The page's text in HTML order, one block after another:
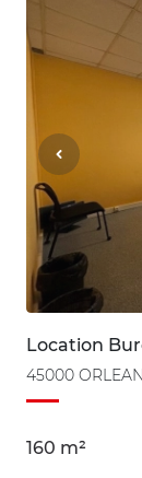
Location
45000
160 m²